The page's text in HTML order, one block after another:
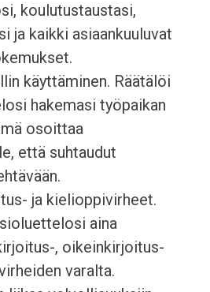
koulutustaustasi,
ja kaikki asiaankuuluvat
käyttäminen. Räätälöi
hakemasi työpaikan
osoittaa
että suhtaudut
ja kielioppivirheet.
aina
, oikeinkirjoitus-
varalta.